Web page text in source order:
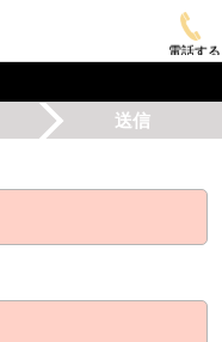
電話する
送信